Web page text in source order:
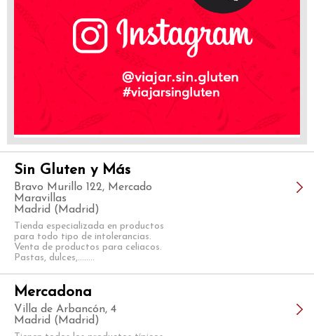
Sin Gluten y Más
Bravo Murillo 122, Mercado
Maravillas
Madrid (Madrid)
Tienda especializada en productos
para todo tipo de intolerancias.
Venta de productos para celiacos.
Pastas, dulces,........
Mercadona
Villa de Arbancón, 4
Madrid (Madrid)